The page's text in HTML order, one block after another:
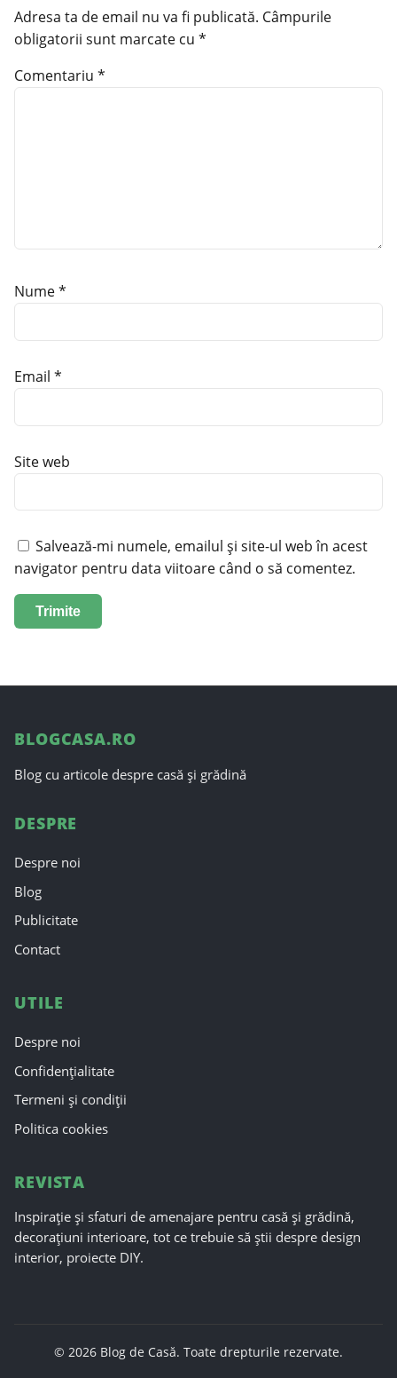
Adresa ta de email nu va fi publicată. Câmpurile
obligatorii sunt marcate cu *
Comentariu *
Nume*
Email *
Site web
Salvează-mi numele, emailul și site-ul web în acest
navigator pentru data viitoare când o să comentez.
BLOGCASA.RO
Blog cu articole despre casă și grădină
DESPRE
Despre noi
Blog
Publicitate
Contact
UTILE
Despre noi
Confidențialitate
Termeni și condiții
Politica cookies
REVISTA
Inspirație și sfaturi de amenajare pentru casă și grădină,
decorațiuni interioare, tot ce trebuie să știi despre design
interior, proiecte DIY.
© 2026 Blog de Casă. Toate drepturile rezervate.